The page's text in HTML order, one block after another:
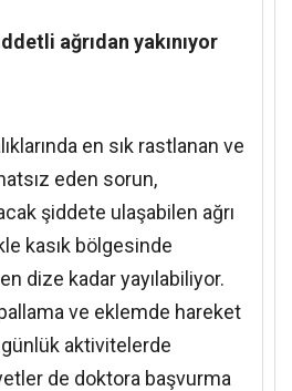
ağrıdan yakınıyor
en sık rastlanan ve
eden sorun,
şiddete ulaşabilen ağrı
kasık bölgesinde
dize kadar yayılabiliyor.
ve eklemde hareket
günlük aktivitelerde
de doktora başvurma